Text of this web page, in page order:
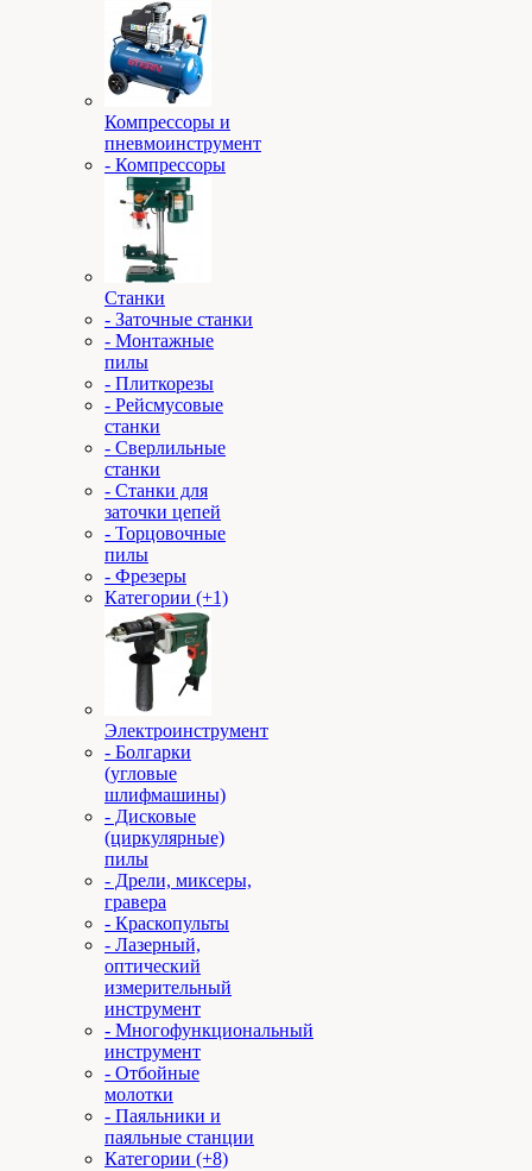
Компрессоры и
пневмоинструмент
- Компрессоры
Станки
- Заточные станки
- Монтажные
пилы
- Плиткорезы
- Рейсмусовые
станки
- Сверлильные
станки
- Станки для
заточки цепей
- Торцовочные
пилы
- Фрезеры
Категории (+1)
Электроинструмент
- Болгарки
(угловые
шлифмашины)
- Дисковые
(циркулярные)
пилы
- Дрели, миксеры,
гравера
- Краскопульты
- Лазерный,
оптический
измерительный
инструмент
- Многофункциональный
инструмент
- Отбойные
молотки
- Паяльники и
паяльные станции
Категории (+8)